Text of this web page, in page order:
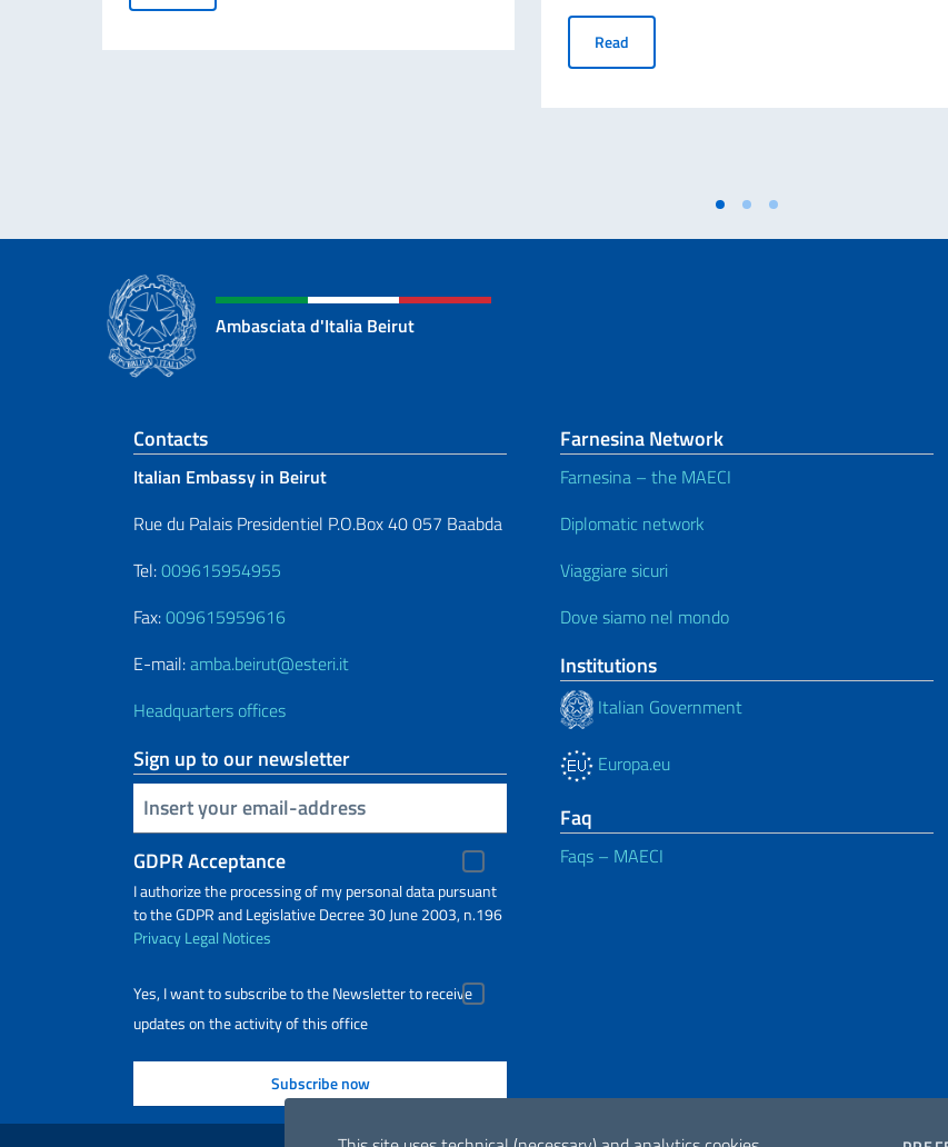
ReadPaper Identity Cards Will No Longer Be Valid
Ambasciata d'Italia Beirut
Footer section
Contacts
Italian Embassy in Beirut
Rue du Palais Presidentiel P.O.Box 40 057 Baabda
Tel:009615954955
Fax:009615959616
E-mail:amba.beirut@esteri.it
Headquarters offices
Sign up to our newsletter
Insert your email
GDPR Acceptance
I authorize the processing of my personal data pursuant
to the GDPR and Legislative Decree 30 June 2003, n.196
PrivacyLegal Notices
Yes, I want to subscribe to the Newsletter to receive
updates on the activity of this office
Farnesina Network
Farnesina – the MAECI
Diplomatic network
Viaggiare sicuri
Dove siamo nel mondo
Institutions
Italian Government
Europa.eu
Faq
Faqs – MAECI